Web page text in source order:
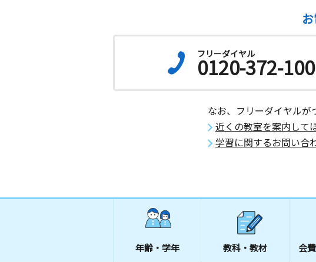
フリーダイヤル
0120-372-100
なお、フリーダイヤルが
近くの教室を案内して
学習に関するお問い合
年齢・学年 教科・教材 会